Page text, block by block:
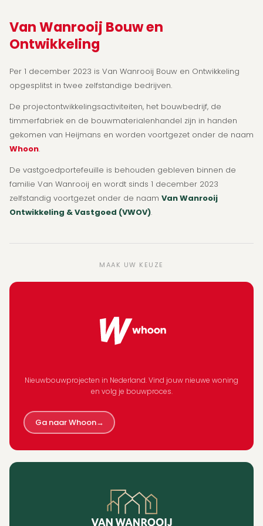
Van Wanrooij Bouw en
Ontwikkeling
Per 1 december 2023 is Van Wanrooij Bouw en Ontwikkeling
opgesplitst in twee zelfstandige bedrijven.
De projectontwikkelingsactiviteiten, het bouwbedrijf, de
timmerfabriek en de bouwmaterialenhandel zijn in handen
gekomen van Heijmans en worden voortgezet onder de naam
Whoon.
De vastgoedportefeuille is behouden gebleven binnen de
familie Van Wanrooij en wordt sinds 1 december 2023
zelfstandig voortgezet onder de naam Van Wanrooij
Ontwikkeling & Vastgoed (VWOV).
MAAK UW KEUZE
Nieuwbouwprojecten in Nederland. Vind jouw nieuwe woning
en volg je bouwproces.
Ga naar Whoon→